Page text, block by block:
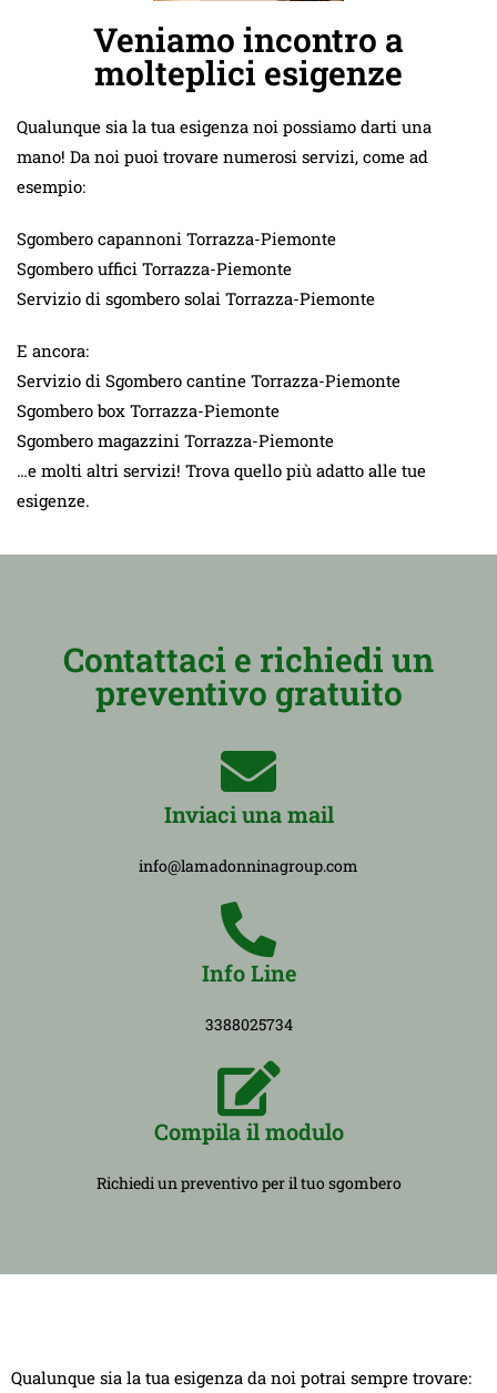
Veniamo incontro a
molteplici esigenze
Qualunque sia la tua esigenza noi possiamo darti una
mano! Da noi puoi trovare numerosi servizi, come ad
esempio:
Sgombero capannoni Torrazza-Piemonte
Sgombero uffici Torrazza-Piemonte
Servizio di sgombero solai Torrazza-Piemonte
E ancora:
Servizio di Sgombero cantine Torrazza-Piemonte
Sgombero box Torrazza-Piemonte
Sgombero magazzini Torrazza-Piemonte
…e molti altri servizi! Trova quello più adatto alle tue
esigenze.
Contattaci e richiedi un
preventivo gratuito
Inviaci una mail
info@lamadonninagroup.com
Info Line
3388025734
Compila il modulo
Richiedi un preventivo per il tuo sgombero
Qualunque sia la tua esigenza da noi potrai sempre trovare: